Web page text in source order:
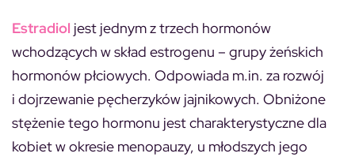
Estradiol jest jednym z trzech hormonów
wchodzących w skład estrogenu – grupy żeńskich
hormonów płciowych. Odpowiada m.in. za rozwój
i dojrzewanie pęcherzyków jajnikowych. Obniżone
stężenie tego hormonu jest charakterystyczne dla
kobiet w okresie menopauzy, u młodszych jego